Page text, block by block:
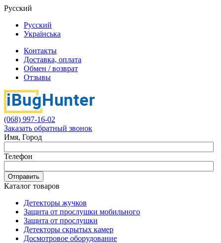
Русский
Русский
Українська
Контакты
Доставка, оплата
Обмен / возврат
Отзывы
(068) 997-16-02
Заказать обратный звонок
Имя, Город
Телефон
Отправить
Каталог товаров
Детекторы жучков
Защита от прослушки мобильного
Защита от прослушки
Детекторы скрытых камер
Досмотровое оборудование